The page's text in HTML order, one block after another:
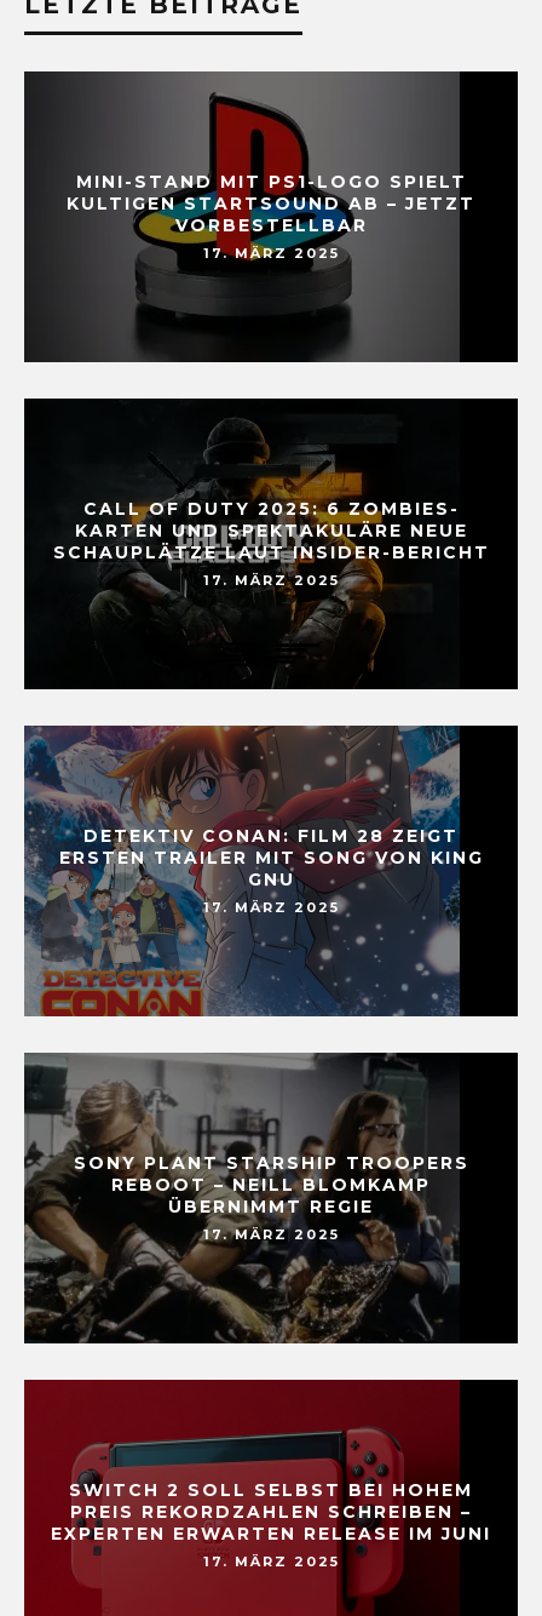
MINI-STAND MIT PS1-LOGO SPIELT
KULTIGEN STARTSOUND AB – JETZT
VORBESTELLBAR
17. MÄRZ 2025
CALL OF DUTY 2025: 6 ZOMBIES-
KARTEN UND SPEKTAKULÄRE NEUE
SCHAUPLÄTZE LAUT INSIDER-BERICHT
17. MÄRZ 2025
DETEKTIV CONAN: FILM 28 ZEIGT
ERSTEN TRAILER MIT SONG VON KING
GNU
17. MÄRZ 2025
SONY PLANT STARSHIP TROOPERS
REBOOT – NEILL BLOMKAMP
ÜBERNIMMT REGIE
17. MÄRZ 2025
SWITCH 2 SOLL SELBST BEI HOHEM
PREIS REKORDZAHLEN SCHREIBEN –
EXPERTEN ERWARTEN RELEASE IM JUNI
17. MÄRZ 2025